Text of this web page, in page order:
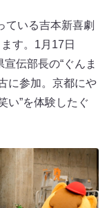
ている吉本新喜劇
す。1月17日
伝部長の“ぐんま
に参加。京都にや
い”を体験したぐ